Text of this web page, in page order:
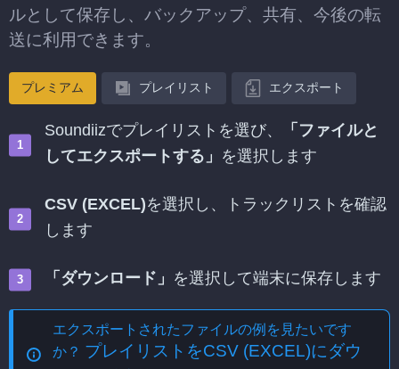
ルとして保存し、バックアップ、共有、今後の転
送に利用できます。
プレミアム プレイリスト エクスポート
Soundiizでプレイリストを選び、
「ファイルと
してエクスポートする」 を選択します
CSV (EXCEL)を選択し、トラックリストを確認
します
「ダウンロード」 を選択して端末に保存します
エクスポートされたファイルの例を見たいです
か？ プレイリストをCSV (EXCEL)にダウ